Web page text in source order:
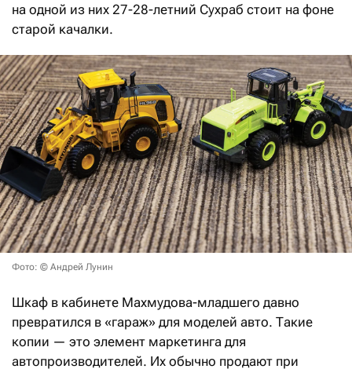
на одной из них 27-28-летний Сухраб стоит на фоне
старой качалки.
Фото: © Андрей Лунин
Шкаф в кабинете Махмудова-младшего давно
превратился в «гараж» для моделей авто. Такие
копии — это элемент маркетинга для
автопроизводителей. Их обычно продают при